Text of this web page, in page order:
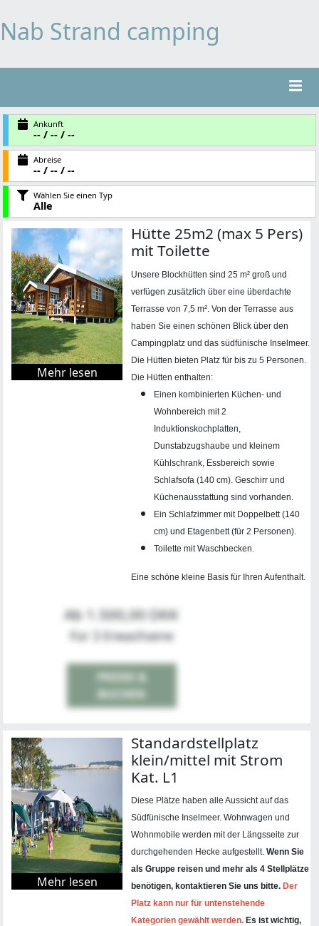
Nab Strand camping
Ankunft
-- / -- / --
Abreise
-- / -- / --
Wählen Sie einen Typ
Alle
Mehr lesen
Hütte 25m2 (max 5 Pers)
mit Toilette
Unsere Blockhütten sind 25 m² groß und
verfügen zusätzlich über eine überdachte
Terrasse von 7,5 m². Von der Terrasse aus
haben Sie einen schönen Blick über den
Campingplatz und das südfünische Inselmeer.
Die Hütten bieten Platz für bis zu 5 Personen.
Die Hütten enthalten:
Einen kombinierten Küchen- und
Wohnbereich mit 2
Induktionskochplatten,
Dunstabzugshaube und kleinem
Kühlschrank, Essbereich sowie
Schlafsofa (140 cm). Geschirr und
Küchenausstattung sind vorhanden.
Ein Schlafzimmer mit Doppelbett (140
cm) und Etagenbett (für 2 Personen).
Toilette mit Waschbecken.
Eine schöne kleine Basis für Ihren Aufenthalt.
Ab 1.500,00 DKK
Für 3 Erwachsene
PREISE &
BUCHEN
Mehr lesen
Standardstellplatz
klein/mittel mit Strom
Kat. L1
Diese Plätze haben alle Aussicht auf das
Südfünische Inselmeer. Wohnwagen und
Wohnmobile werden mit der Längsseite zur
durchgehenden Hecke aufgestellt. Wenn Sie
als Gruppe reisen und mehr als 4 Stellplätze
benötigen, kontaktieren Sie uns bitte. Der
Platz kann nur für untenstehende
Kategorien gewählt werden. Es ist wichtig,